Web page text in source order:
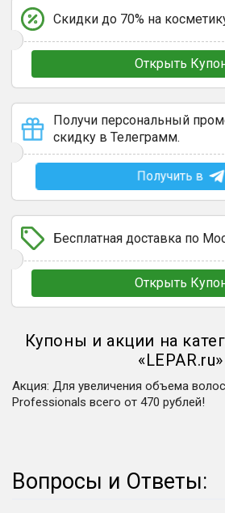
Скидки до 70% на
Открыть
Получи персональный
скидку в Телеграмм.
Получить в
Бесплатная доставка по
Открыть
Купоны и акции на
«LEPAR.ru»
Акция: Для увеличения объема
Professionals всего от 470 рублей!
Вопросы и Ответы: